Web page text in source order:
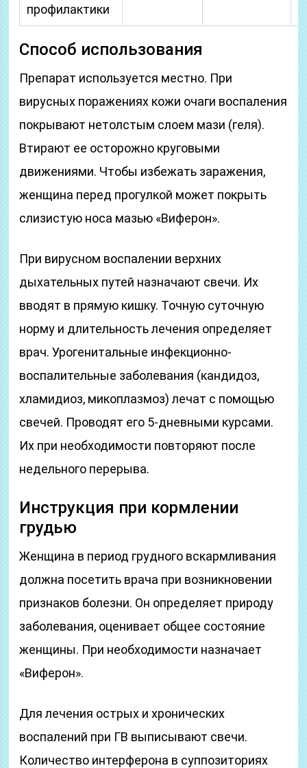
профилактики
Способ использования
Препарат используется местно. При
вирусных поражениях кожи очаги воспаления
покрывают нетолстым слоем мази (геля).
Втирают ее осторожно круговыми
движениями. Чтобы избежать заражения,
женщина перед прогулкой может покрыть
слизистую носа мазью «Виферон».
При вирусном воспалении верхних
дыхательных путей назначают свечи. Их
вводят в прямую кишку. Точную суточную
норму и длительность лечения определяет
врач. Урогенитальные инфекционно-
воспалительные заболевания (кандидоз,
хламидиоз, микоплазмоз) лечат с помощью
свечей. Проводят его 5-дневными курсами.
Их при необходимости повторяют после
недельного перерыва.
Инструкция при кормлении
грудью
Женщина в период грудного вскармливания
должна посетить врача при возникновении
признаков болезни. Он определяет природу
заболевания, оценивает общее состояние
женщины. При необходимости назначает
«Виферон».
Для лечения острых и хронических
воспалений при ГВ выписывают свечи.
Количество интерферона в суппозиториях